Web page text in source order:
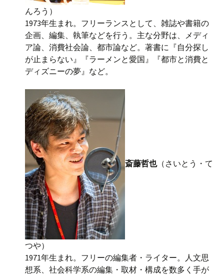
んろう）
1973年生まれ。フリーランスとして、雑誌や書籍の
企画、編集、執筆などを行う。主な分野は、メディ
ア論、消費社会論、都市論など。著書に『自分探し
が止まらない』『ラーメンと愛国』『都市と消費と
ディズニーの夢』など。
斎藤哲也（さいとう・て
つや）
1971年生まれ。フリーの編集者・ライター。人文思
想系、社会科学系の編集・取材・構成を数多く手が